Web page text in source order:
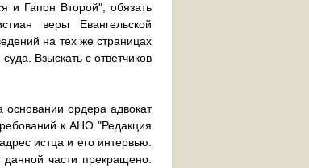
и Гапон Второй"; обязать
веры Евангельской
на тех же страницах
Взыскать с ответчиков
ордера адвокат
к АНО "Редакция
истца и его интервью.
части прекращено.